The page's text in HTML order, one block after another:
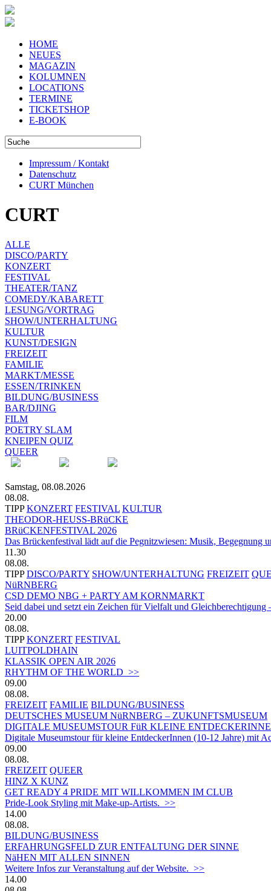
HOME
NEUES
MAGAZIN
KOLUMNEN
LOCATIONS
TERMINE
TICKETSHOP
E-BOOK
Impressum / Kontakt
Datenschutz
CURT München
CURT
ALLE
DISCO/PARTY
KONZERT
FESTIVAL
THEATER/TANZ
COMEDY/KABARETT
LESUNG/VORTRAG
SHOW/UNTERHALTUNG
KULTUR
KUNST/DESIGN
FREIZEIT
FAMILIE
MARKT/MESSE
ESSEN/TRINKEN
BILDUNG/BUSINESS
BAR/DJING
FILM
POETRY SLAM
KNEIPEN QUIZ
QUEER
Samstag, 08.08.2026
08.08.
TIPP KONZERT FESTIVAL KULTUR
THEODOR-HEUSS-BRüCKE
BRüCKENFESTIVAL 2026
Das Brückenfestival lädt auf die Pegnitzwiesen: Musik, Begegnung
11.30
08.08.
TIPP DISCO/PARTY SHOW/UNTERHALTUNG FREIZEIT
NüRNBERG
CSD DEMO NBG + PARTY AM KORNMARKT
Seid dabei und setzt ein Zeichen für Vielfalt und
20.00
08.08.
TIPP KONZERT FESTIVAL
LUITPOLDHAIN
KLASSIK OPEN AIR 2026
RHYTHM OF THE WORLD >>
09.00
08.08.
FREIZEIT FAMILIE BILDUNG/BUSINESS
DEUTSCHES MUSEUM NüRNBERG – ZUKUNFTSMUSEUM
DIGITALE MUSEUMSTOUR FüR KLEINE
Digitale Museumstour für kleine EntdeckerInnen (10-12 Jahre) mit
09.00
08.08.
FREIZEIT QUEER
HINZ X KUNZ
GET READY 4 PRIDE MIT WILLKOMMEN IM CLUB
Pride-Look Styling mit Make-up-Artists. >>
14.00
08.08.
BILDUNG/BUSINESS
ERFAHRUNGSFELD ZUR ENTFALTUNG DER SINNE
NäHEN MIT ALLEN SINNEN
Weitere Infos zur Veranstaltung auf der Website. >>
14.00